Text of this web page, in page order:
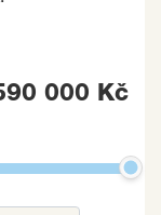
000 Kč